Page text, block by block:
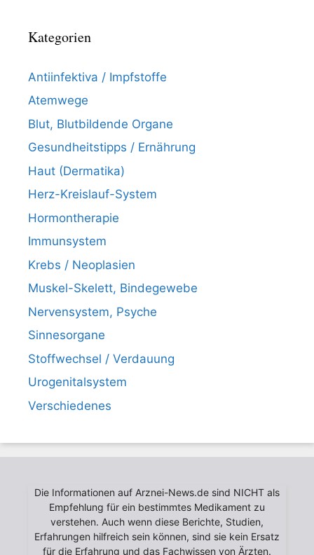
Kategorien
Antiinfektiva / Impfstoffe
Atemwege
Blut, Blutbildende Organe
Gesundheitstipps / Ernährung
Haut (Dermatika)
Herz-Kreislauf-System
Hormontherapie
Immunsystem
Krebs / Neoplasien
Muskel-Skelett, Bindegewebe
Nervensystem, Psyche
Sinnesorgane
Stoffwechsel / Verdauung
Urogenitalsystem
Verschiedenes
Die Informationen auf Arznei-News.de sind NICHT als
Empfehlung für ein bestimmtes Medikament zu
verstehen. Auch wenn diese Berichte, Studien,
Erfahrungen hilfreich sein können, sind sie kein Ersatz
für die Erfahrung und das Fachwissen von Ärzten.